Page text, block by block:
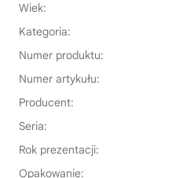
Wiek:
Kategoria:
Numer produktu:
Numer artykułu:
Producent:
Seria:
Rok prezentacji:
Opakowanie: